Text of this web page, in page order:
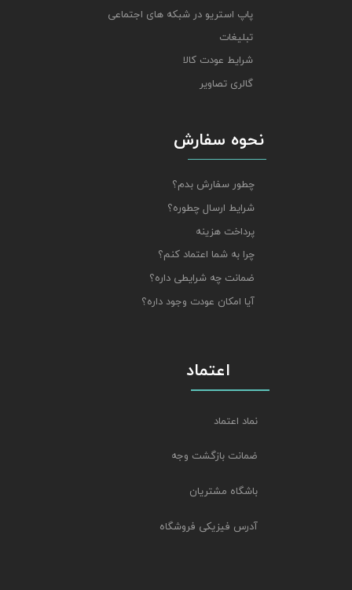
نحوه سفارش
چطور سفارش بدم؟
شرایط ارسال چطوره؟
پرداخت هزینه
چرا به شما اعتماد کنم؟
ضمانت چه شرایطی داره؟
آیا امکان عودت وجود داره؟
اعتماد
نماد اعتماد
ضمانت بازگشت وجه
باشگاه مشتریان
آدرس فیزیکی فروشگاه
پاپ استریو در شبکه های اجتماعی
تبلیغات
شرایط عودت کالا
گالری تصاویر